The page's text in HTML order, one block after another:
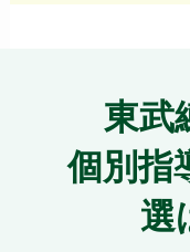
が隣でご指導す
もその場で修正
「集団塾だと先
東武
個別指
選